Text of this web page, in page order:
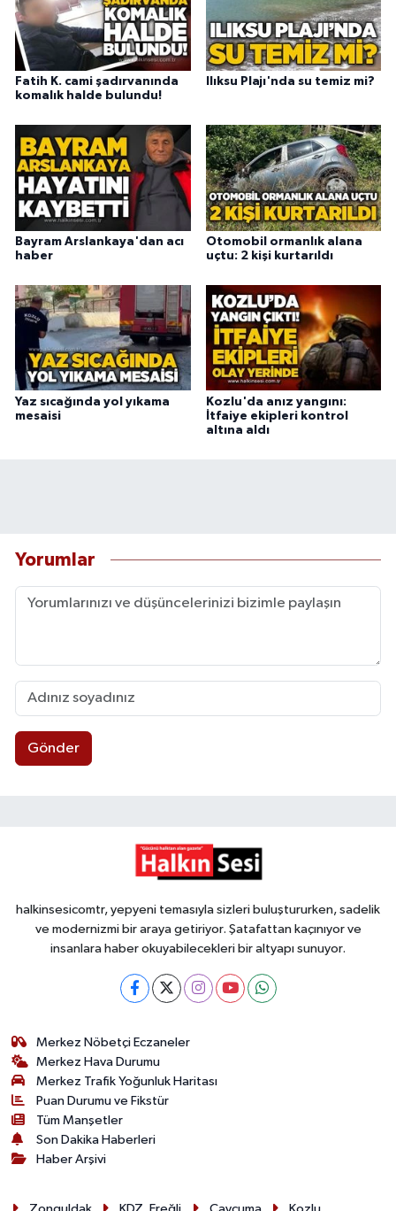
Fatih K. cami şadırvanında
komalık halde bulundu!
Ilıksu Plajı'nda su temiz mi?
Bayram Arslankaya'dan acı
haber
Otomobil ormanlık alana
uçtu: 2 kişi kurtarıldı
Yaz sıcağında yol yıkama
mesaisi
Kozlu'da anız yangını:
İtfaiye ekipleri kontrol
altına aldı
Yorumlar
Gönder
halkinsesicomtr, yepyeni temasıyla sizleri buluştururken, sadelik
ve modernizmi bir araya getiriyor. Şatafattan kaçınıyor ve
insanlara haber okuyabilecekleri bir altyapı sunuyor.
Merkez Nöbetçi Eczaneler
Merkez Hava Durumu
Merkez Trafik Yoğunluk Haritası
Puan Durumu ve Fikstür
Tüm Manşetler
Son Dakika Haberleri
Haber Arşivi